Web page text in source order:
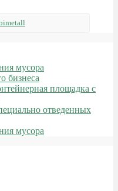
мусора
бизнеса
площадка с
отведенных
мусора